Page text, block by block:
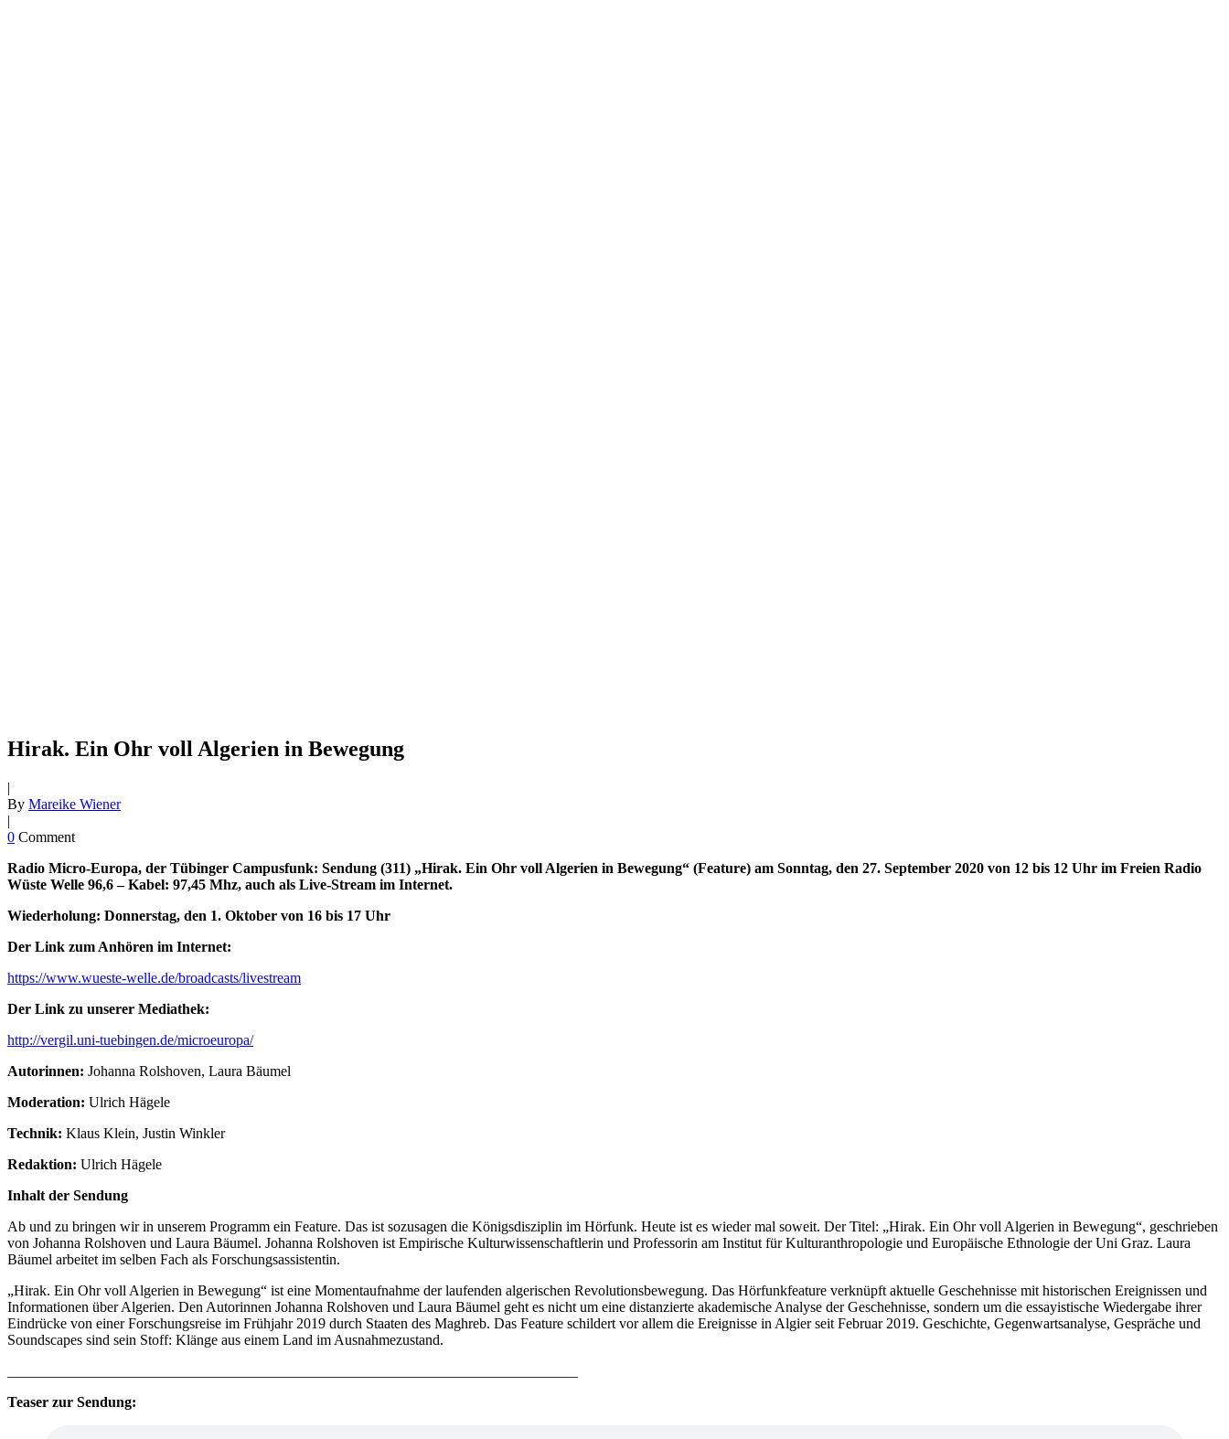
Hirak. Ein Ohr voll Algerien in Bewegung
|
By Mareike Wiener
|
0 Comment
Radio Micro-Europa, der Tübinger Campusfunk: Sendung (311) „Hirak. Ein Ohr voll Algerien in Bewegung“ (Feature) am Sonntag, den 27. September 2020 von 12 bis 12 Uhr im Freien Radio
Wüste Welle 96,6 – Kabel: 97,45 Mhz, auch als Live-Stream im Internet.
Wiederholung: Donnerstag, den 1. Oktober von 16 bis 17 Uhr
Der Link zum Anhören im Internet:
https://www.wueste-welle.de/broadcasts/livestream
Der Link zu unserer Mediathek:
http://vergil.uni-tuebingen.de/microeuropa/
Autorinnen: Johanna Rolshoven, Laura Bäumel
Moderation: Ulrich Hägele
Technik: Klaus Klein, Justin Winkler
Redaktion: Ulrich Hägele
Inhalt der Sendung
Ab und zu bringen wir in unserem Programm ein Feature. Das ist sozusagen die Königsdisziplin im Hörfunk. Heute ist es wieder mal soweit. Der Titel: „Hirak. Ein Ohr voll Algerien in Bewegung“, geschrieben
von Johanna Rolshoven und Laura Bäumel. Johanna Rolshoven ist Empirische Kulturwissenschaftlerin und Professorin am Institut für Kulturanthropologie und Europäische Ethnologie der Uni Graz. Laura
Bäumel arbeitet im selben Fach als Forschungsassistentin.
„Hirak. Ein Ohr voll Algerien in Bewegung“ ist eine Momentaufnahme der laufenden algerischen Revolutionsbewegung. Das Hörfunkfeature verknüpft aktuelle Geschehnisse mit historischen Ereignissen und
Informationen über Algerien. Den Autorinnen Johanna Rolshoven und Laura Bäumel geht es nicht um eine distanzierte akademische Analyse der Geschehnisse, sondern um die essayistische Wiedergabe ihrer
Eindrücke von einer Forschungsreise im Frühjahr 2019 durch Staaten des Maghreb. Das Feature schildert vor allem die Ereignisse in Algier seit Februar 2019. Geschichte, Gegenwartsanalyse, Gespräche und
Soundscapes sind sein Stoff: Klänge aus einem Land im Ausnahmezustand.
Teaser zur Sendung: